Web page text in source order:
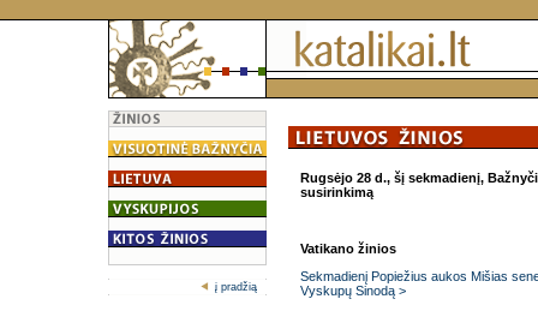
į pradžią
Rugsėjo 28 d., šį sekmadienį,
susirinkimą
Vatikano žinios
Sekmadienį Popiežius aukos Mišias
Vyskupų Sinodą >